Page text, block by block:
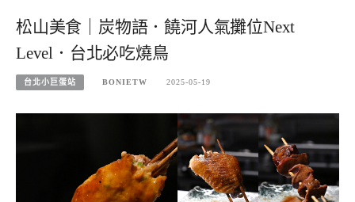
松山美食｜炭物語．饒河人氣攤位Next
Level．台北必吃燒鳥
台北小巨蛋站 BONIETW 2025-05-19